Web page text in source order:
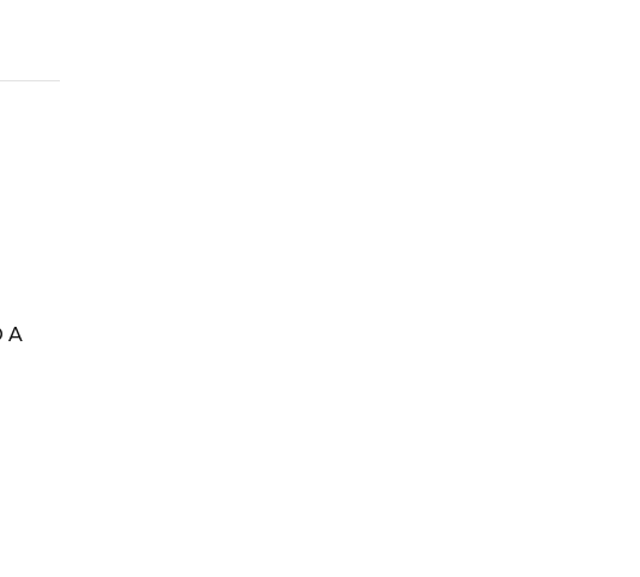
A